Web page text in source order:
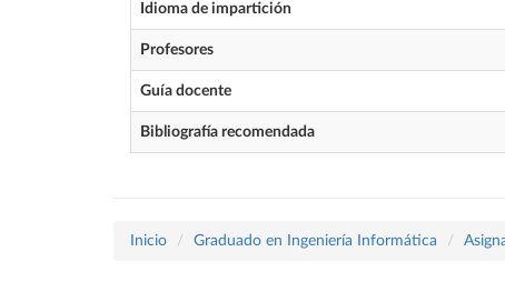
Idioma de impartición
Profesores
Guía docente
Bibliografía recomendada
Inicio Graduado en Ingeniería Informática